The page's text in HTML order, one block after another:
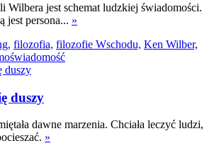
Wilbera jest schemat ludzkiej świadomości.
jest persona... »
filozofia, filozofie Wschodu, Ken Wilber,
duszy
dawne marzenia. Chciała leczyć ludzi,
»